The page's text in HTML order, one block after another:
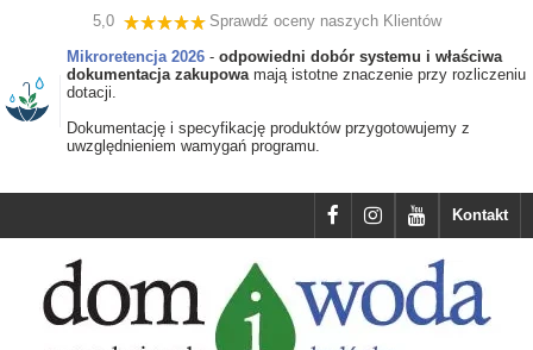
5,0
Sprawdź oceny naszych Klientów
Mikroretencja 2026 - odpowiedni dobór systemu i właściwa
dokumentacja zakupowamają istotne znaczenie przy rozliczeniu
dotacji.
Dokumentację i specyfikację produktów przygotowujemy z
uwzględnieniem wamygań programu.
Kontakt